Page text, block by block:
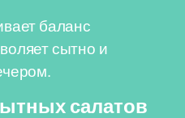
баланс
сытно и
салатов